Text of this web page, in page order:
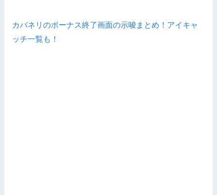
カバネリのボーナス終了画面の示唆まとめ！アイキャ
ッチ一覧も！